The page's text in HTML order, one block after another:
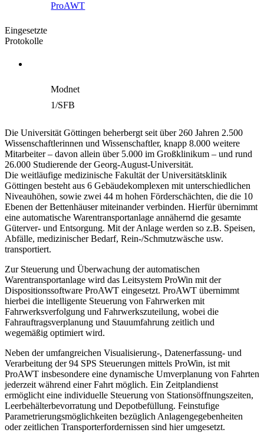
ProAWT
Eingesetzte
Protokolle
Modnet
1/SFB
Die Universität Göttingen beherbergt seit über 260 Jahren 2.500
Wissenschaftlerinnen und Wissenschaftler, knapp 8.000 weitere
Mitarbeiter – davon allein über 5.000 im Großklinikum – und rund
26.000 Studierende der Georg-August-Universität.
Die weitläufige medizinische Fakultät der Universitätsklinik
Göttingen besteht aus 6 Gebäudekomplexen mit unterschiedlichen
Niveauhöhen, sowie zwei 44 m hohen Förderschächten, die die 10
Ebenen der Bettenhäuser miteinander verbinden. Hierfür übernimmt
eine automatische Warentransportanlage annähernd die gesamte
Güterver- und Entsorgung. Mit der Anlage werden so z.B. Speisen,
Abfälle, medizinischer Bedarf, Rein-/Schmutzwäsche usw.
transportiert.
Zur Steuerung und Überwachung der automatischen
Warentransportanlage wird das Leitsystem ProWin mit der
Dispositionssoftware ProAWT eingesetzt. ProAWT übernimmt
hierbei die intelligente Steuerung von Fahrwerken mit
Fahrwerksverfolgung und Fahrwerkszuteilung, wobei die
Fahrauftragsverplanung und Stauumfahrung zeitlich und
wegemäßig optimiert wird.
Neben der umfangreichen Visualisierung-, Datenerfassung- und
Verarbeitung der 94 SPS Steuerungen mittels ProWin, ist mit
ProAWT insbesondere eine dynamische Umverplanung von Fahrten
jederzeit während einer Fahrt möglich. Ein Zeitplandienst
ermöglicht eine individuelle Steuerung von Stationsöffnungszeiten,
Leerbehälterbevorratung und Depotbefüllung. Feinstufige
Parametrierungsmöglichkeiten bezüglich Anlagengegebenheiten
oder zeitlichen Transporterfordernissen sind hier umgesetzt.